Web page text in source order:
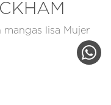
lisa Mujer